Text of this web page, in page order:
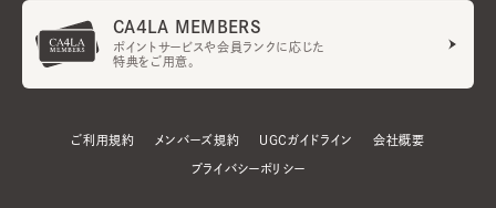
CA4LA MEMBERS
ポイントサービスや会員ランクに応じた
特典をご用意。
ご利用規約 メンバーズ規約 UGCガイドライン 会社概要
プライバシーポリシー